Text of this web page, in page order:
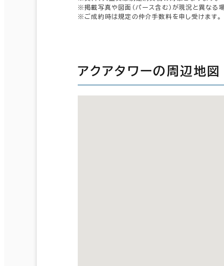
※掲載写真や図面（パース含む）が現況と異なる
※ご成約時は規定の仲介手数料を申し受けます。
アクアタワーの周辺地図